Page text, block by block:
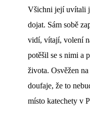
Všichni její uvítali
dojat. Sám sobě
vidí, vítají, volení
potěšil se s nimi a
života. Osvěžen
doufaje, že to
místo katechety v